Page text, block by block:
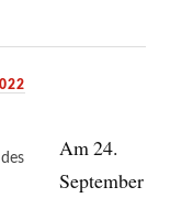
Am 24.
September